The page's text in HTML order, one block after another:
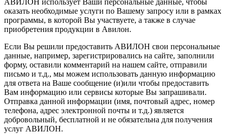
АВИЛОН использует Ваши персональные данные, чтобы
оказать необходимые услуги по Вашему запросу или в рамках
программы, в которой Вы участвуете, а также в случае
приобретения продукции в Авилон.
Если Вы решили предоставить АВИЛОН свои персональные
данные, например, зарегистрировались на сайте, заполнили
форму, оставили комментарий на нашем сайте, отправили
письмо и т.д., мы можем использовать данную информацию
для ответа на Ваше сообщение (и)или чтобы предоставить
Вам информацию или сервисы которые Вы запрашивали.
Отправка данной информации (имя, почтовый адрес, номер
телефона, адрес электронной почты и т.д.) является
добровольный, бесплатной и не обязательна для получения
услуг АВИЛОН.